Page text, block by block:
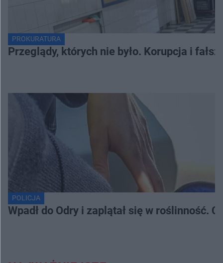
PROKURATURA
Przeglądy, których nie było. Korupcja i
POLICJA
Wpadł do Odry i zaplątał się w roślinność.